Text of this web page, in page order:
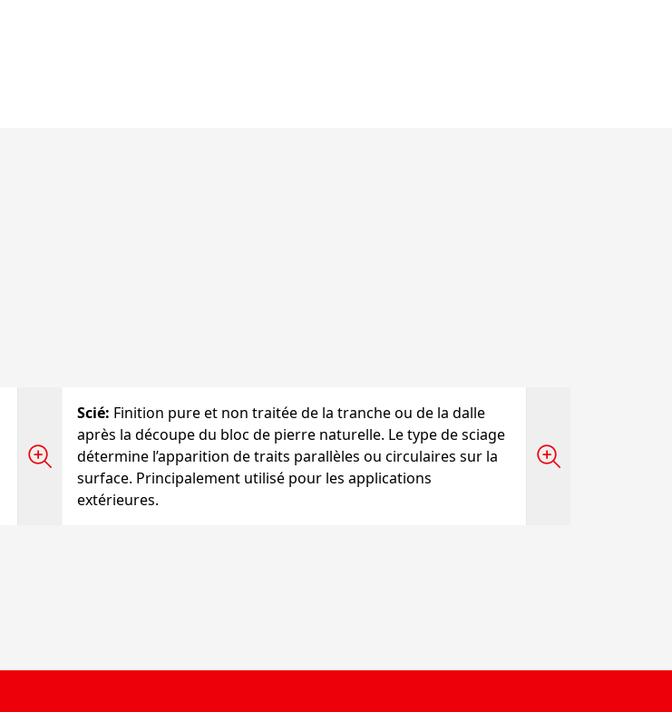
Scié: Finition pure et non traitée de la tranche ou de la dalle
après la découpe du bloc de pierre naturelle. Le type de sciage
détermine l’apparition de traits parallèles ou circulaires sur la
surface. Principalement utilisé pour les applications
extérieures.